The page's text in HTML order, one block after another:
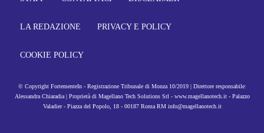
LA REDAZIONE PRIVACY E POLICY
COOKIE POLICY
© Copyright FortementeIn - Registrazione Tribunale di Monza 10/2019 | Direttore responsabile:
Alessandra Chiaradia | Proprietà di Magellano Tech Solutions Srl - www.magellanotech.it - Palazzo
Valadier - Piazza del Popolo, 18 - 00187 Roma RM info@magellanotech.it